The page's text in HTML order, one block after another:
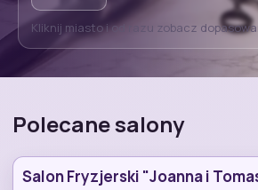
Kliknij miasto i od razu zobacz
Polecane salony
Salon Fryzjerski "Joanna i